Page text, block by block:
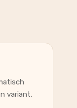
variant.